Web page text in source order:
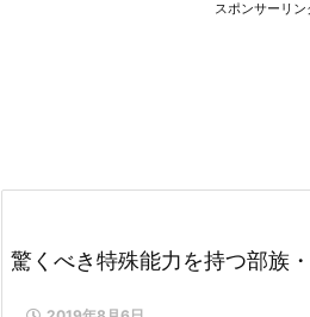
スポンサーリン
驚くべき特殊能力を持つ部族